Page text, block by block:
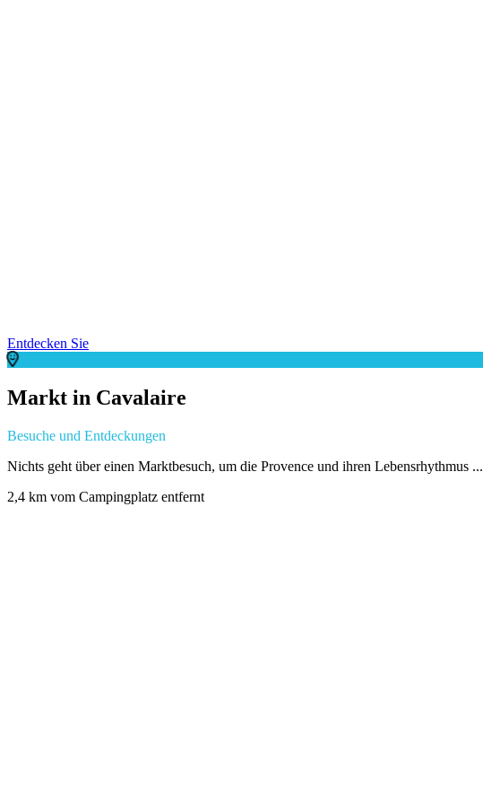
Entdecken Sie
Markt in Cavalaire
Besuche und Entdeckungen
Nichts geht über einen Marktbesuch, um die Provence und ihren Lebensrhythmus ...
2,4 km vom Campingplatz entfernt